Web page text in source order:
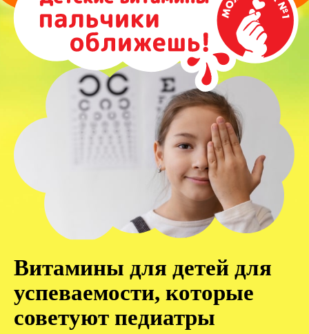
Витамины для детей для
успеваемости, которые
советуют педиатры